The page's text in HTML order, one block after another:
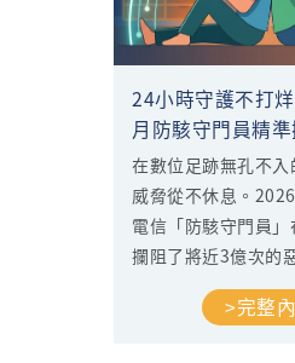
24小時守護不打
月防駭守門員精
數位威脅
在數位足跡無孔不
威脅從不休息。
電信「防駭守門員
攔阻了將近3億次的
數據觀察，我們發現
式愈發隱蔽，且高度
>完整